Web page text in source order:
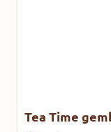
Tea Time